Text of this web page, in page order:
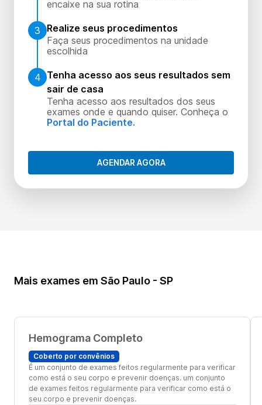
encaixe na sua rotina
3
Realize seus procedimentos
Faça seus procedimentos na unidade
escolhida
4 Tenha acesso aos seus resultados sem
sair de casa
Tenha acesso aos resultados dos seus
exames onde e quando quiser. Conheça o
Portal do Paciente.
AGENDAR AGORA
Mais exames em São Paulo - SP
Hemograma Completo
Coberto por convênios
É um conjunto de exames feitos regularmente para verificar
como está o seu corpo e prevenir doenças. um conjunto
de exames feitos regularmente para verificar como está o
seu corpo e prevenir doenças.